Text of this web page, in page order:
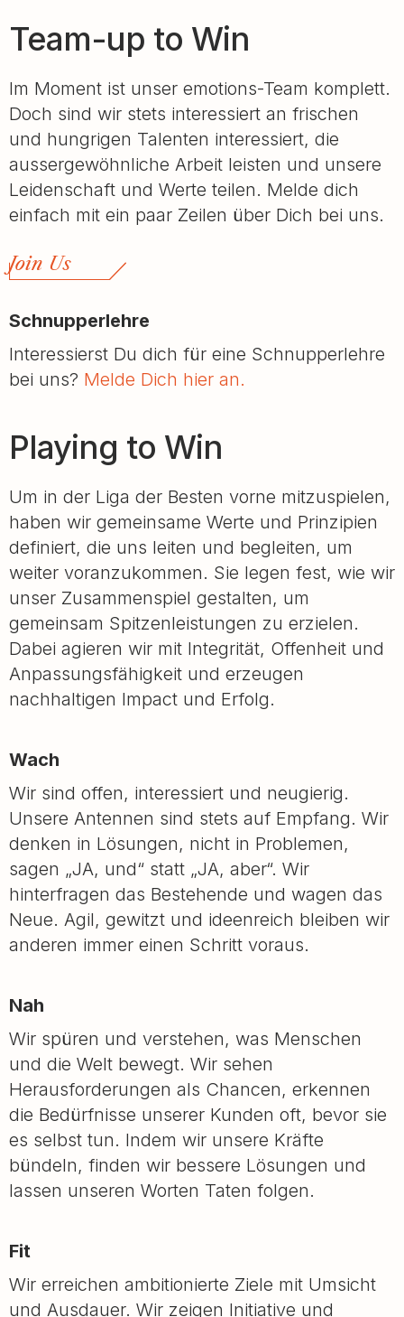
Team-up to Win
Im Moment ist unser emotions-Team komplett.
Doch sind wir stets interessiert an frischen
und hungrigen Talenten interessiert, die
aussergewöhnliche Arbeit leisten und unsere
Leidenschaft und Werte teilen. Melde dich
einfach mit ein paar Zeilen über Dich bei uns.
Join Us
Schnupperlehre
Interessierst Du dich für eine Schnupperlehre
bei uns? Melde Dich hier an.
Playing to Win
Um in der Liga der Besten vorne mitzuspielen,
haben wir gemeinsame Werte und Prinzipien
definiert, die uns leiten und begleiten, um
weiter voranzukommen. Sie legen fest, wie wir
unser Zusammenspiel gestalten, um
gemeinsam Spitzenleistungen zu erzielen.
Dabei agieren wir mit Integrität, Offenheit und
Anpassungsfähigkeit und erzeugen
nachhaltigen Impact und Erfolg.
Wach
Wir sind offen, interessiert und neugierig.
Unsere Antennen sind stets auf Empfang. Wir
denken in Lösungen, nicht in Problemen,
sagen „JA, und“ statt „JA, aber“. Wir
hinterfragen das Bestehende und wagen das
Neue. Agil, gewitzt und ideenreich bleiben wir
anderen immer einen Schritt voraus.
Nah
Wir spüren und verstehen, was Menschen
und die Welt bewegt. Wir sehen
Herausforderungen als Chancen, erkennen
die Bedürfnisse unserer Kunden oft, bevor sie
es selbst tun. Indem wir unsere Kräfte
bündeln, finden wir bessere Lösungen und
lassen unseren Worten Taten folgen.
Fit
Wir erreichen ambitionierte Ziele mit Umsicht
und Ausdauer. Wir zeigen Initiative und